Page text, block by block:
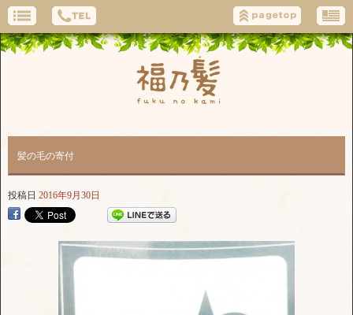
髪の毛の寄付
投稿日 2016年9月30日